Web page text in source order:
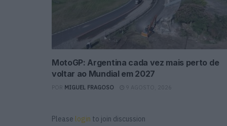
MotoGP: Argentina cada vez mais perto de
voltar ao Mundial em 2027
MIGUEL FRAGOSO 9 AGOSTO, 2026
Please login to join discussion